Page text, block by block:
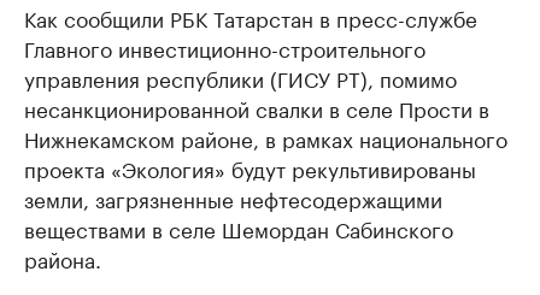
Как сообщили РБК Татарстан в пресс-службе
Главного инвестиционно-строительного
управления республики (ГИСУ РТ), помимо
несанкционированной свалки в селе Прости в
Нижнекамском районе, в рамках национального
проекта «Экология» будут рекультивированы
земли, загрязненные нефтесодержащими
веществами в селе Шемордан Сабинского
района.